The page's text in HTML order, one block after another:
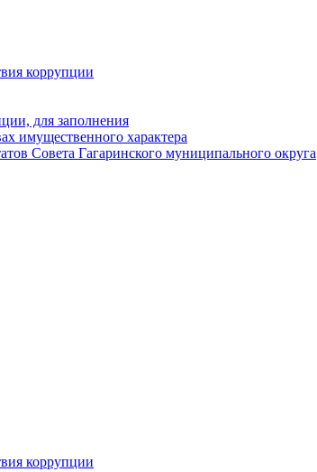
коррупции
для заполнения
имущественного характера
Совета Гагаринского муниципального округа
коррупции